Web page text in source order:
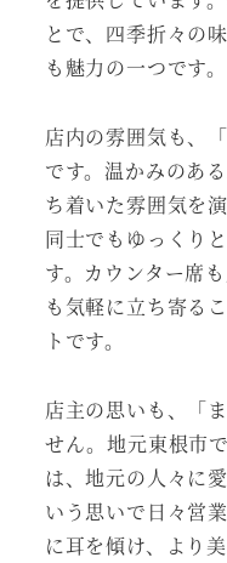
とで、四季折々の
も魅力の一つです。
店内の雰囲気も、
です。温かみのあ
ち着いた雰囲気を
同士でもゆっくり
す。カウンター席
も気軽に立ち寄る
トです。
店主の思いも、「
せん。地元東根市
は、地元の人々に
いう思いで日々営
に耳を傾け、より